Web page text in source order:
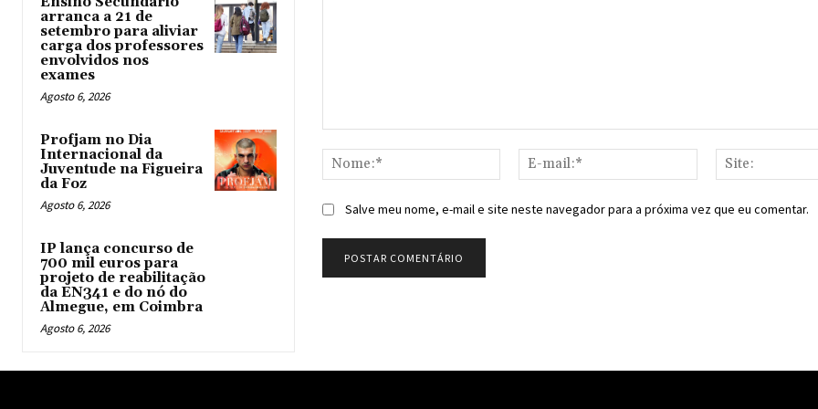
arranca a 21 de
setembro para aliviar
carga dos professores
envolvidos nos
exames
Agosto 6, 2026
Profjam no Dia
Internacional da
Juventude na Figueira
da Foz
Agosto 6, 2026
IP lança concurso de
700 mil euros para
projeto de reabilitação
da EN341 e do nó do
Almegue, em Coimbra
Agosto 6, 2026
Nome:*
mail:*
Salve meu nome, e-mail e site neste navegador para a próxima vez que eu comentar.